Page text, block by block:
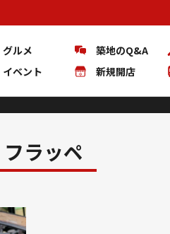
グルメ 築地のQ&A
イベント
新規開店
フラッペ